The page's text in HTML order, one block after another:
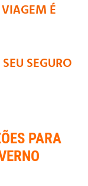
É
SEGURO
PARA